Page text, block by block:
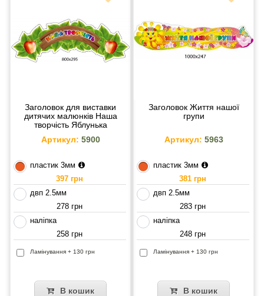
Заголовок для виставки
дитячих малюнків Наша
творчість Яблунька
Артикул: 5900
пластик 3мм
397 грн
двп 2.5мм
278 грн
наліпка
258 грн
Ламінування + 130 грн
В кошик
Заголовок Життя нашої
групи
Артикул: 5963
пластик 3мм
381 грн
двп 2.5мм
283 грн
наліпка
248 грн
Ламінування + 130 грн
В кошик